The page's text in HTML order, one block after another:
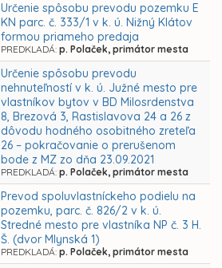
Určenie spôsobu prevodu pozemku E
KN parc. č. 333/1 v k. ú. Nižný Klátov
formou priameho predaja
PREDKLADÁ: p. Polaček, primátor mesta
Určenie spôsobu prevodu
nehnuteľností v k. ú. Južné mesto pre
vlastníkov bytov v BD Milosrdenstva
8, Brezová 3, Rastislavova 24 a 26 z
dôvodu hodného osobitného zreteľa
26 – pokračovanie o prerušenom
bode z MZ zo dňa 23.09.2021
PREDKLADÁ: p. Polaček, primátor mesta
Prevod spoluvlastníckeho podielu na
pozemku, parc. č. 826/2 v k. ú.
Stredné mesto pre vlastníka NP č. 3 H.
Š. (dvor Mlynská 1)
PREDKLADÁ: p. Polaček, primátor mesta